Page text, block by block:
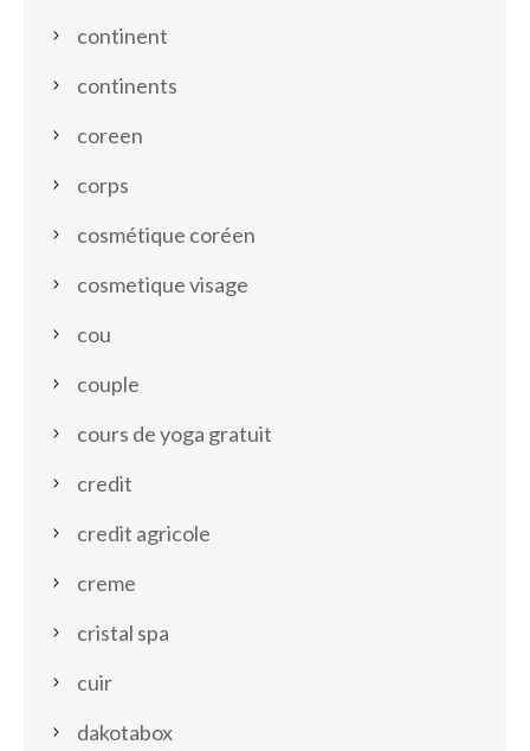
continent
continents
coreen
corps
cosmétique coréen
cosmetique visage
cou
couple
cours de yoga gratuit
credit
credit agricole
creme
cristal spa
cuir
dakotabox